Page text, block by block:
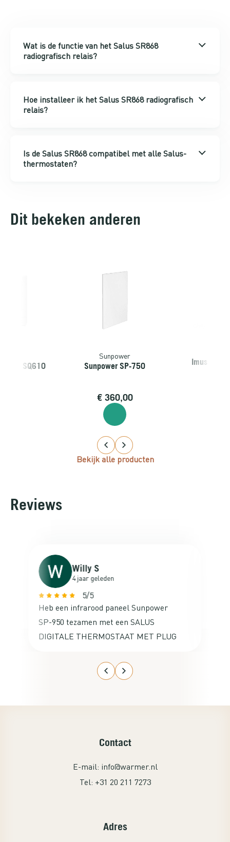
Wat is de functie van het Salus SR868
radiografisch relais?
Hoe installeer ik het Salus SR868 radiografisch
relais?
Is de Salus SR868 compatibel met alle Salus-
thermostaten?
Dit bekeken anderen
SQ610
Sunpower
Sunpower SP-750
€360,00
Imus |
Bekijk alle producten
Reviews
Willy S
4 jaar geleden
5/5
Heb een infrarood paneel Sunpower
SP-950 tezamen met een SALUS
DIGITALE THERMOSTAAT MET PLUG
zolder. De aansluiting ervan was
kinderlijk eenvoudig en het werkte
set kopen voor de studeerkamer van
Adres
Contact
E-mail: info@warmer.nl
Tel: +31 20 211 7273